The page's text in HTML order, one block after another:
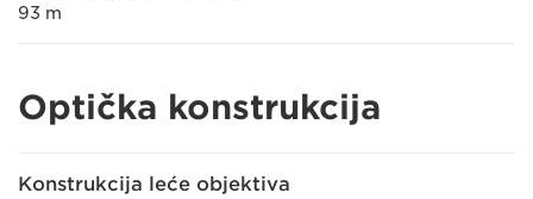
93 m
Optička konstrukcija
Konstrukcija leće objektiva